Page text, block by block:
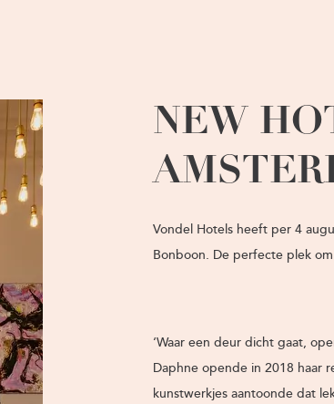
NEW
Vondel Hotels heeft per 4
Bonboon. De perfecte plek
‘Waar een deur dicht gaat,
Daphne opende in 2018 haar
kunstwerkjes aantoonde dat